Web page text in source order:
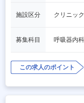
施設区分 クリニック
募集科目
この求人のポイント